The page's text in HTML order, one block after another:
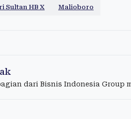
Sultan HB X Malioboro
dari Bisnis Indonesia Group